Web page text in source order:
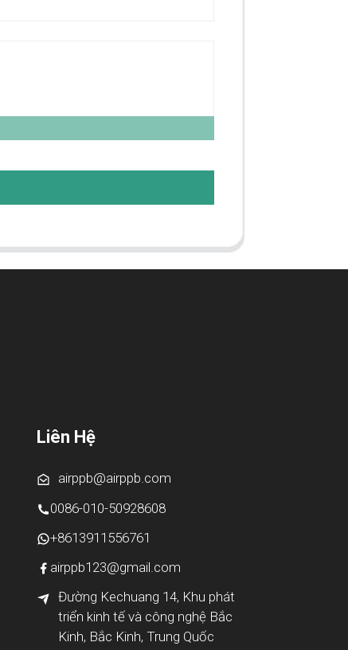
Liên Hệ
airppb@airppb.com
0086-010-50928608
+8613911556761
airppb123@gmail.com
Đường Kechuang 14, Khu phát
triển kinh tế và công nghệ Bắc
Kinh, Bắc Kinh, Trung Quốc